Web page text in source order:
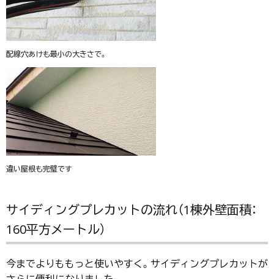
配線穴あけも最小の大きさで。
違い屋根も完璧です
サイディングプレカットの流れ（1棟外壁面積：
160平方メートル）
今までよりももっと使いやすく。サイディングプレカットが